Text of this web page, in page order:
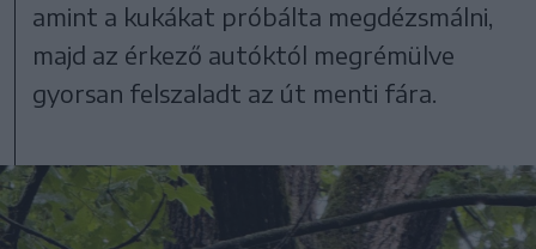
amint a kukákat próbálta megdézsmálni,
majd az érkező autóktól megrémülve
gyorsan felszaladt az út menti fára.